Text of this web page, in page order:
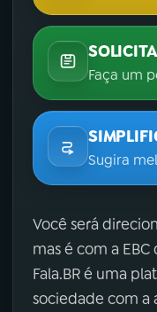
Faça um
Sugira
Você será
mas é com a
Fala.BR é uma
sociedade com a